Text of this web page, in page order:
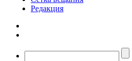
Редакция